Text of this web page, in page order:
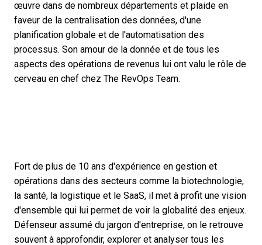
œuvre dans de nombreux départements et plaide en
faveur de la centralisation des données, d'une
planification globale et de l'automatisation des
processus. Son amour de la donnée et de tous les
aspects des opérations de revenus lui ont valu le rôle de
cerveau en chef chez The RevOps Team.
Fort de plus de 10 ans d'expérience en gestion et
opérations dans des secteurs comme la biotechnologie,
la santé, la logistique et le SaaS, il met à profit une vision
d'ensemble qui lui permet de voir la globalité des enjeux.
Défenseur assumé du jargon d'entreprise, on le retrouve
souvent à approfondir, explorer et analyser tous les